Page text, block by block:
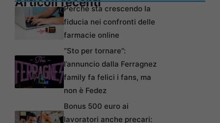
Perché sta crescendo la
fiducia nei confronti delle
farmacie online
“Sto per tornare”:
l’annuncio dalla Ferragnez
family fa felici i fans, ma
non è Fedez
Bonus 500 euro ai
lavoratori anche precari: